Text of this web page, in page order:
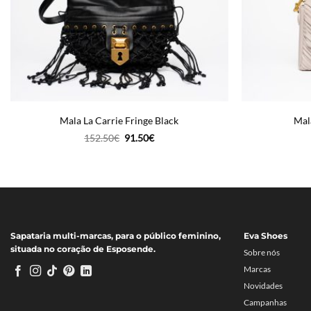
Mala La Carrie Fringe Black
152.50€ O
91.50€O
Sapataria multi-marcas, para o público feminino,
situada no coração de Esposende.
Eva Shoes
Sobre nós
Marcas
Novidades
Campanhas